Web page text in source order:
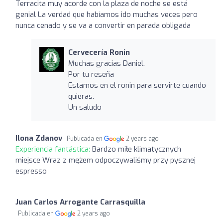
Terracita muy acorde con la plaza de noche se está
genial La verdad que habíamos ido muchas veces pero
nunca cenado y se va a convertir en parada obligada
Cervecería Ronin
Muchas gracias Daniel.
Por tu reseña
Estamos en el ronin para servirte cuando
quieras.
Un saludo
Ilona Zdanov Publicada en 2 years ago
Experiencia fantástica: Bardzo miłe klimatycznych
miejsce Wraz z mężem odpoczywaliśmy przy pysznej
espresso
Juan Carlos Arrogante Carrasquilla
Publicada en 2 years ago